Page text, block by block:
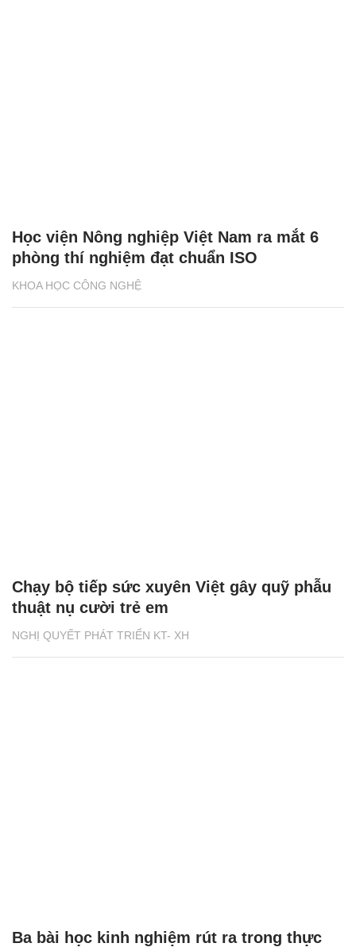
KHOA HỌC CÔNG NGHỆ
Học viện Nông nghiệp Việt Nam ra mắt 6
phòng thí nghiệm đạt chuẩn ISO
NGHỊ QUYẾT PHÁT TRIỂN KT- XH
Chạy bộ tiếp sức xuyên Việt gây quỹ phẫu
thuật nụ cười trẻ em
Ba bài học kinh nghiệm rút ra trong thực